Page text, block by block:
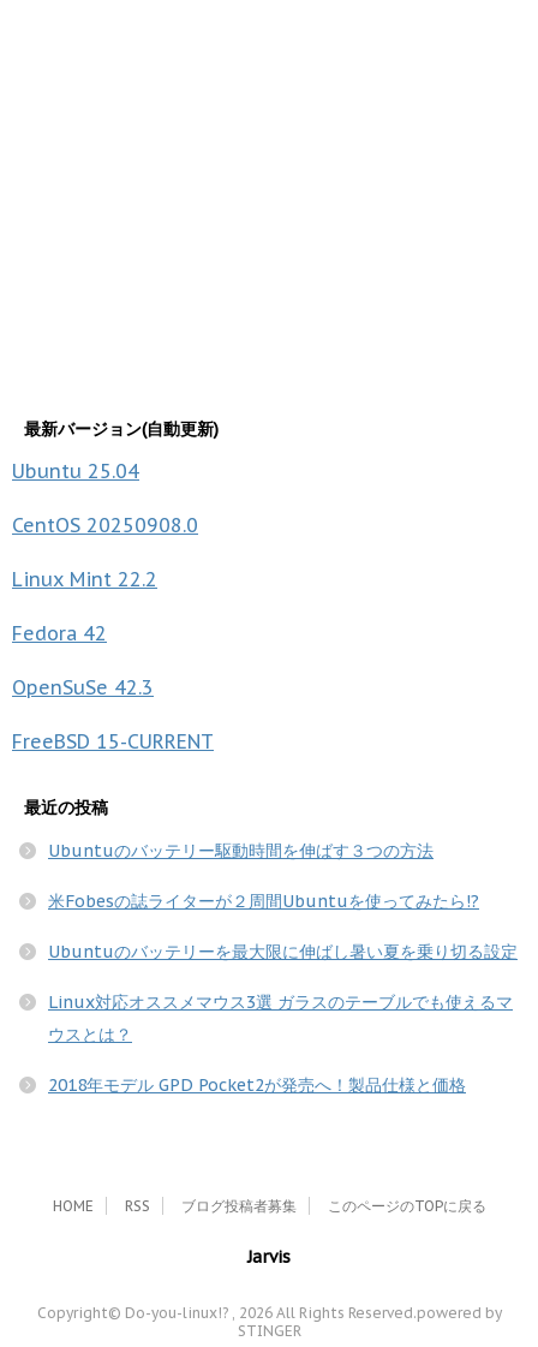
最新バージョン(自動更新)
Ubuntu 25.04
CentOS 20250908.0
Linux Mint 22.2
Fedora 42
OpenSuSe 42.3
FreeBSD 15-CURRENT
最近の投稿
Ubuntuのバッテリー駆動時間を伸ばす３つの方法
米Fobesの誌ライターが２周間Ubuntuを使ってみたら!?
Ubuntuのバッテリーを最大限に伸ばし暑い夏を乗り切る設定
Linux対応オススメマウス3選 ガラスのテーブルでも使えるマ
ウスとは？
2018年モデル GPD Pocket2が発売へ！製品仕様と価格
HOME RSS ブログ投稿者募集 このページのTOPに戻る
Jarvis
Copyright© Do-you-linux!? , 2026 All Rights Reserved.powered by
STINGER